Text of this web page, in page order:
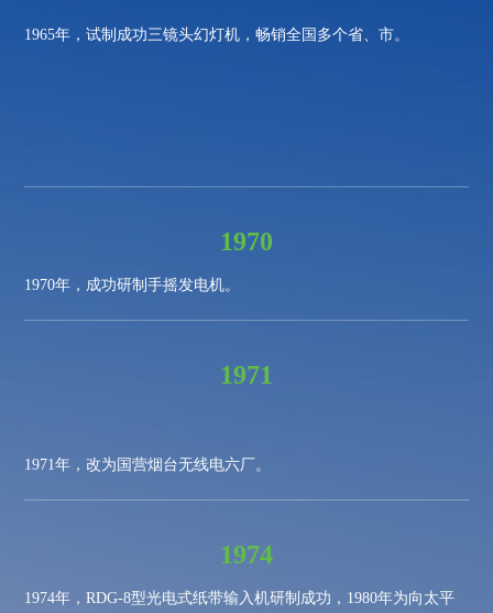
1965年，试制成功三镜头幻灯机，畅销全国多个省、市。
1970
1970年，成功研制手摇发电机。
1971
1971年，改为国营烟台无线电六厂。
1974
1974年，RDG-8型光电式纸带输入机研制成功， 1980年为向太平